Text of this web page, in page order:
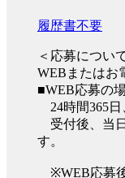
履歴書不要
＜応募につい
WEBまたはお
■WEB応募の
24時間365日
受付後、当
す。
※WEB応募後